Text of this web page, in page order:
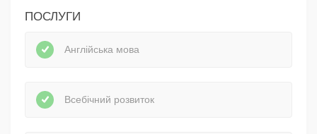
ПОСЛУГИ
Англійська мова
Всебічний розвиток